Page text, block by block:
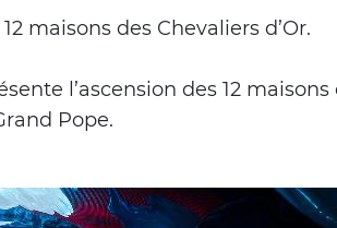
maisons des Chevaliers d’Or.
l’ascension des 12
Pope.